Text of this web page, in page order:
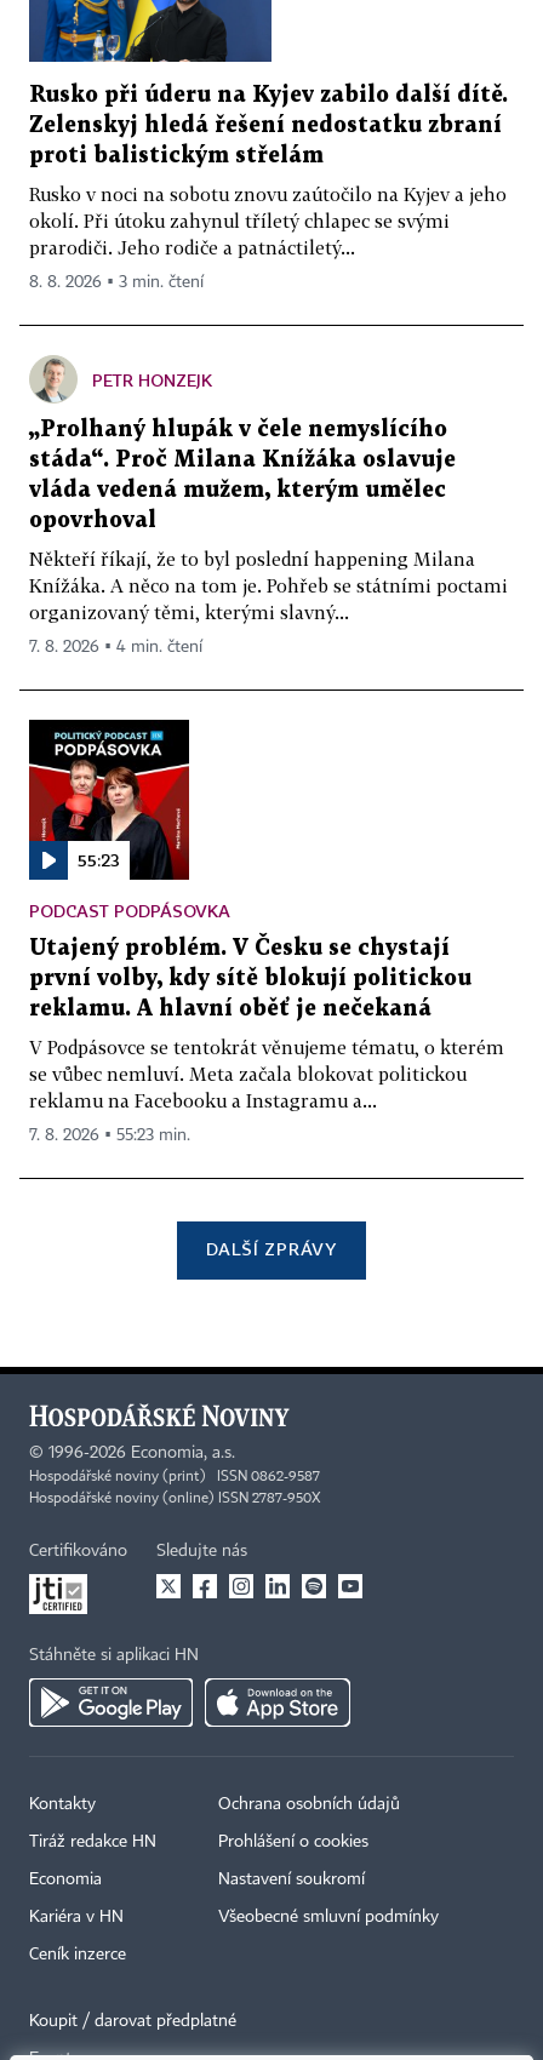
Rusko při úderu na Kyjev zabilo další dítě.
Zelenskyj hledá řešení nedostatku zbraní
proti balistickým střelám
Rusko v noci na sobotu znovu zaútočilo na Kyjev a jeho
okolí. Při útoku zahynul tříletý chlapec se svými
prarodiči. Jeho rodiče a patnáctiletý...
8. 8. 2026 ▪ 3 min. čtení
PETR HONZEJK
„Prolhaný hlupák v čele nemyslícího
stáda“. Proč Milana Knížáka oslavuje
vláda vedená mužem, kterým umělec
opovrhoval
Někteří říkají, že to byl poslední happening Milana
Knížáka. A něco na tom je. Pohřeb se státními poctami
organizovaný těmi, kterými slavný...
7. 8. 2026 ▪ 4 min. čtení
55:23
PODCAST PODPÁSOVKA
Utajený problém. V Česku se chystají
první volby, kdy sítě blokují politickou
reklamu. A hlavní oběť je nečekaná
V Podpásovce se tentokrát věnujeme tématu, o kterém
se vůbec nemluví. Meta začala blokovat politickou
reklamu na Facebooku a Instagramu a...
7. 8. 2026 ▪ 55:23 min.
DALŠÍ ZPRÁVY
© 1996-2026 Economia, a.s.
Hospodářské noviny (print) ISSN 0862-9587
Hospodářské noviny (online) ISSN 2787-950X
Certifikováno Sledujte nás
Stáhněte si aplikaci HN
Kontakty
Tiráž redakce HN
Economia
Kariéra v HN
Ceník inzerce
Ochrana osobních údajů
Prohlášení o cookies
Nastavení soukromí
Všeobecné smluvní podmínky
Koupit / darovat předplatné